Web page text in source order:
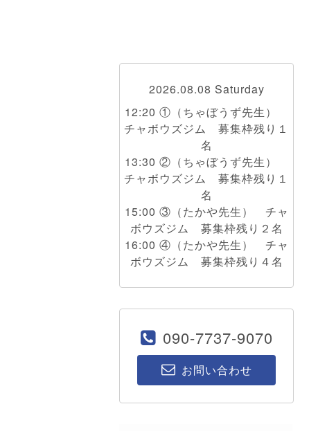
2026.08.08 Saturday
12:20 ①（ちゃぼうず先生）
チャボウズジム 募集枠残り１
名
13:30 ②（ちゃぼうず先生）
チャボウズジム 募集枠残り１
名
15:00 ③（たかや先生） チャ
ボウズジム 募集枠残り２名
16:00 ④（たかや先生） チャ
ボウズジム 募集枠残り４名
090-7737-9070
お問い合わせ